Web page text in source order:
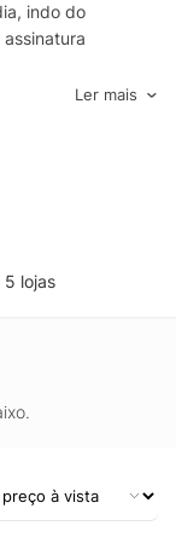
indo do
caimento
peças, como
para meia-
o corpo
viagens,
a Track Jacket
Ler mais
5 lojas